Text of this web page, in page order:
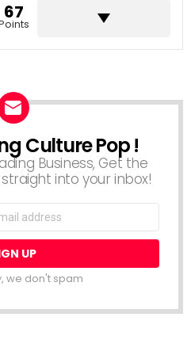
67
Culture Pop !
Business, Get the
into your inbox!
we don't spam